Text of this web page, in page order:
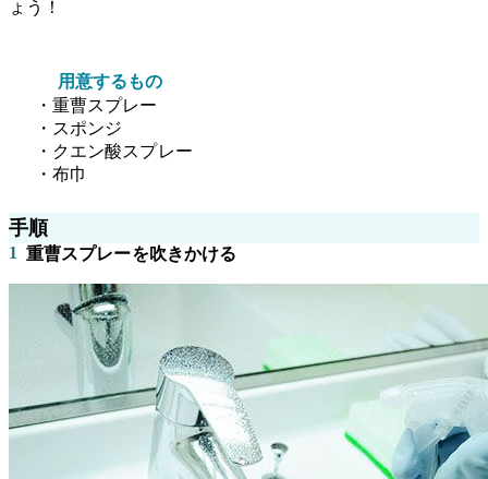
ょう！
用意するもの
・重曹スプレー
・スポンジ
・クエン酸スプレー
・布巾
手順
1 重曹スプレーを吹きかける